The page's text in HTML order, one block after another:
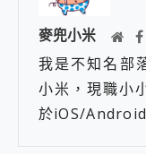
麥兜小米
我是不知名部
小米，現職小
於iOS/